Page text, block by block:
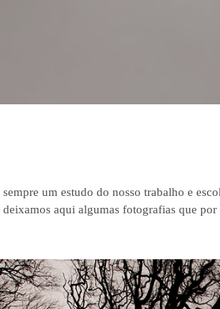
um estudo do nosso trabalho e
deixamos aqui algumas fotografias que